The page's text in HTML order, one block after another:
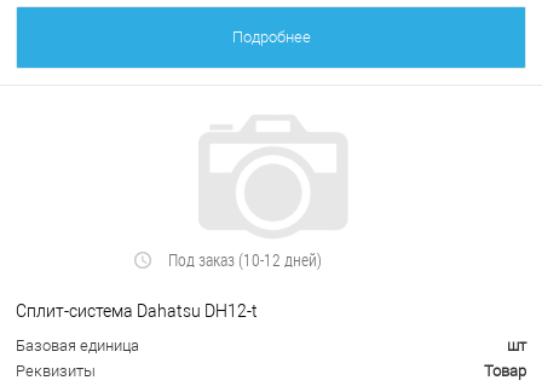
Подробнее
Под заказ (10-12 дней)
Сплит-система Dahatsu DH12-t
Базовая единица
шт
Реквизиты
Товар